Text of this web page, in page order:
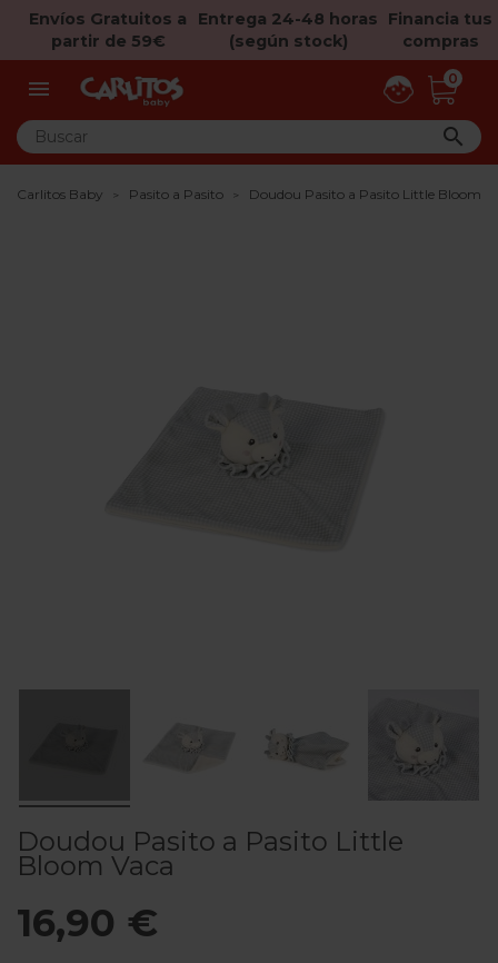
Envíos Gratuitos a
partir de 59€
Entrega 24-48 horas
(según stock)
Financia tus
compras
 0

Carlitos Baby Pasito a Pasito Doudou Pasito a Pasito Little Bloom
Doudou Pasito a Pasito Little
Bloom Vaca
16,90 €